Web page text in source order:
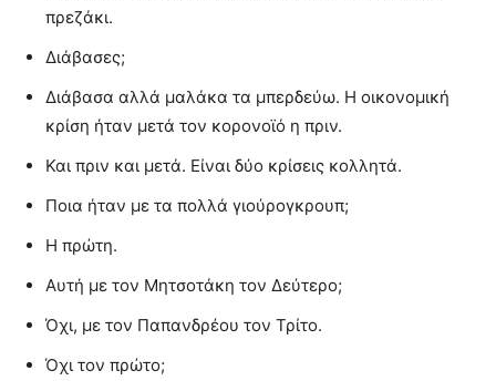
πρεζάκι.
Διάβασες;
Διάβασα αλλά μαλάκα τα μπερδεύω. Η οικονομική
κρίση ήταν μετά τον κορονοϊό η πριν.
Και πριν και μετά. Είναι δύο κρίσεις κολλητά.
Ποια ήταν με τα πολλά γιούρογκρουπ;
Η πρώτη.
Αυτή με τον Μητσοτάκη τον Δεύτερο;
Όχι, με τον Παπανδρέου τον Τρίτο.
Όχι τον πρώτο;